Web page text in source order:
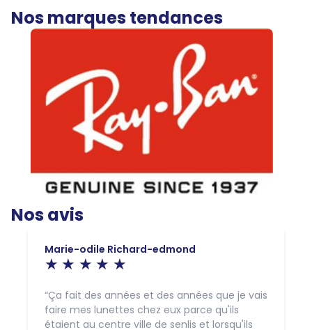
Nos marques tendances
Nos avis
Marie-odile Richard-edmond
Ça fait des années et des années que je vais
faire mes lunettes chez eux parce qu'ils
étaient au centre ville de senlis et lorsqu'ils